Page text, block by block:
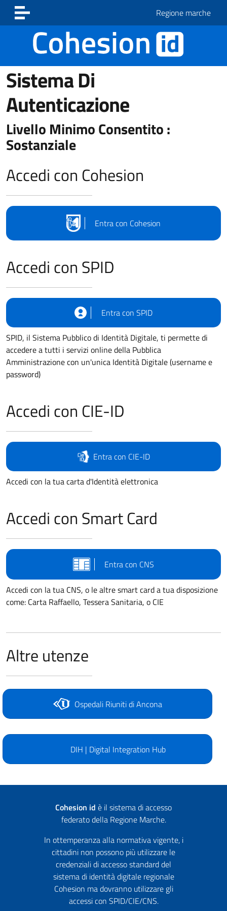
Vai ai contenuti
Vai al footer
Regione marche
Sistema Di
Autenticazione
Livello Minimo Consentito :
Sostanziale
Accedi con Cohesion
Entra con Cohesion
Accedi con SPID
Entra con SPID
SPID, il Sistema Pubblico di Identità Digitale, ti permette di
accedere a tutti i servizi online della Pubblica
Amministrazione con un'unica Identità Digitale (username e
password)
Accedi con CIE-ID
Entra con CIE-ID
Accedi con la tua carta d'Identità elettronica
Accedi con Smart Card
Entra con CNS
Accedi con la tua CNS, o le altre smart card a tua disposizione
come: Carta Raffaello, Tessera Sanitaria, o CIE
Altre utenze
Ospedali Riuniti di Ancona
DIH | Digital Integration Hub
Cohesion id è il sistema di accesso
federato della Regione Marche.
In ottemperanza alla normativa vigente, i
cittadini non possono più utilizzare le
credenziali di accesso standard del
sistema di identità digitale regionale
Cohesion ma dovranno utilizzare gli
accessi con SPID/CIE/CNS.